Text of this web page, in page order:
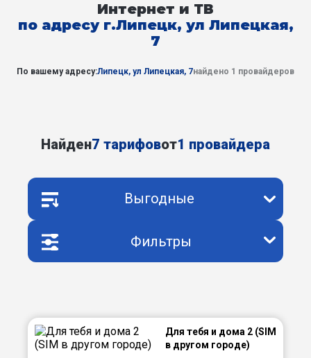
Интернет и ТВ
по адресу г.Липецк, ул Липецкая,
7
По вашему адресу:Липецк, ул Липецкая, 7найдено 1 провайдеров
Найден7 тарифовот1 провайдера
Выгодные
Фильтры
Для тебя и дома 2 (SIM
в другом городе)